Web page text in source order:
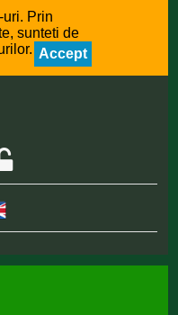
Prin
sunteti de
Accept